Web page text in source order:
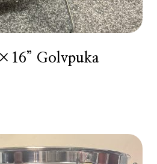
Golvpuka